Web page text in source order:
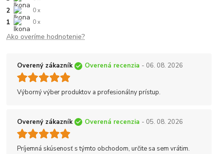
2 0 x
1 0 x
Ako overíme hodnotenie?
Overený zákazník Overená recenzia - 06. 08. 2026
Výborný výber produktov a profesionálny prístup.
Overený zákazník Overená recenzia - 05. 08. 2026
Príjemná skúsenosť s týmto obchodom, určite sa sem vrátim.